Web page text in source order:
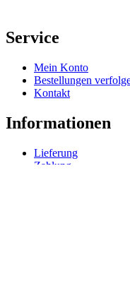
Service
Mein Konto
Bestellungen
Kontakt
Informationen
Lieferung
Zahlung